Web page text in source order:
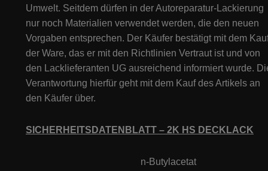
Umwelt. Seitdem dürfen in der Autoreparatur-Lackierung
nur noch Materialien verwendet werden, die den neuen
Vorgaben entsprechen. Der Käufer bestätigt mit dem
der Ware, das er mit den Richtlinien Vertraut ist und von
den Lacklieferanten UG ausreichend informiert wurde.
Verantwortung hierfür geht mit dem Kauf des Artikels an
den Käufer über.
SICHERHEITSDATENBLATT – 2K HS DECKLACK
n-Butylacetat